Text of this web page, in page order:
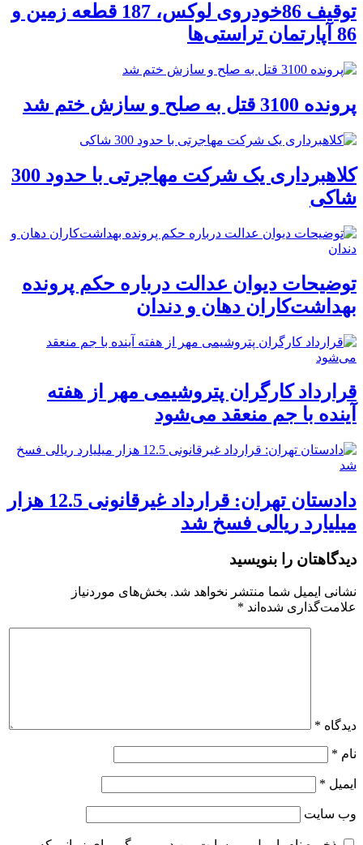
توقیف 86خودروی لوکس، 187 قطعه زمین و
86 آپارتمان تراستی‌ها
پرونده 3100 قتل به صلح و سازش ختم شد
کلاهبرداری یک شرکت مهاجرتی با حدود 300
شاکی
توضیحات دیوان عدالت درباره حکم پرونده
بهداشت‌کاران دهان و دندان
قرارداد کارگران پتروشیمی مهر از هفته
آینده با جم منعقد می‌شود
دادستان تهران: قرارداد غیرقانونی 12.5 هزار
میلیارد ریالی فسخ شد
دیدگاهتان را بنویسید
نشانی ایمیل شما منتشر نخواهد شد. بخش‌های موردنیاز
علامت‌گذاری شده‌اند *
دیدگاه *
نام *
ایمیل *
وب‌ سایت